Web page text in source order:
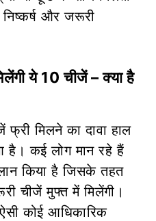
और जरूरी
ये 10 चीजें – क्या है
मिलने का दावा हाल
है। कई लोग मान रहे हैं
किया है जिसके तहत
चीजें मुफ्त में मिलेंगी।
कोई आधिकारिक